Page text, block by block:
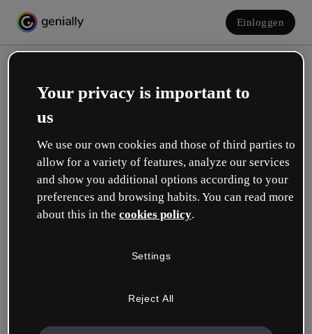
Einloggen
Erstelle dein kostenloses Konto!
Was beschreibt deine Rolle am besten?
Your privacy is important to
us
We use our own cookies and those of third parties to
allow for a variety of features, analyze our services
and show you additional options according to your
preferences and browsing habits. You can read more
about this in the cookies policy.
Settings
Reject All